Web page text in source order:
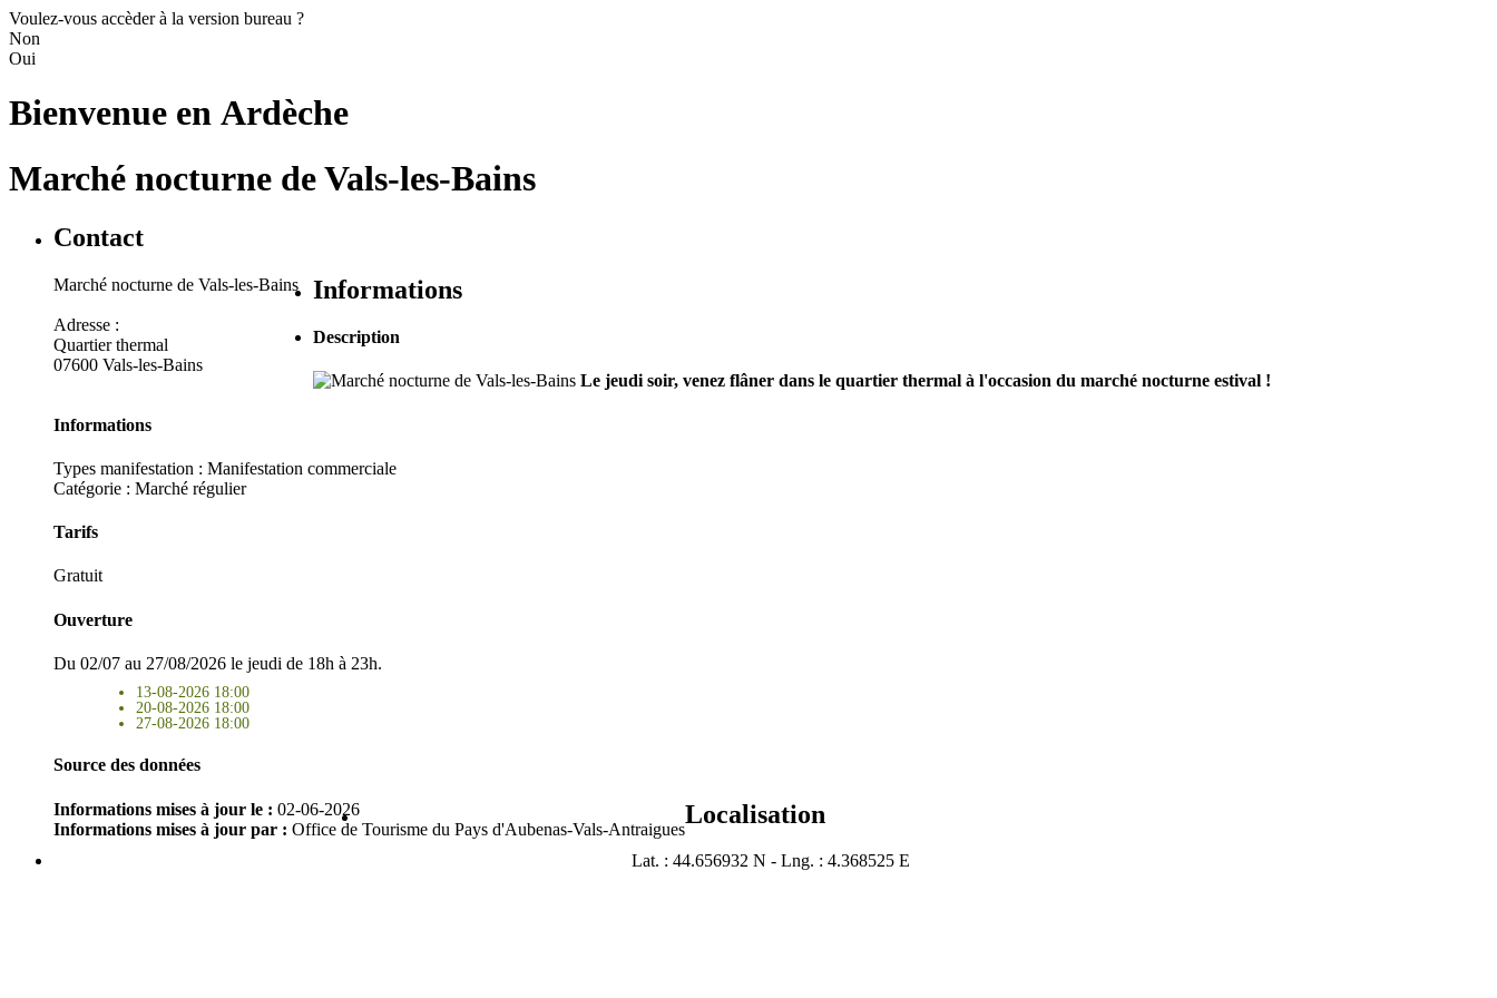
Voulez-vous accèder à la version bureau ?
Non
Oui
Bienvenue en Ardèche
Marché nocturne de Vals-les-Bains
Contact
Marché nocturne de Vals-les-Bains
Adresse :
Quartier thermal
07600 Vals-les-Bains
Informations
Description
Le jeudi soir, venez flâner dans le quartier thermal à l'occasion du marché nocturne estival !
Informations
Types manifestation : Manifestation commerciale
Catégorie : Marché régulier
Tarifs
Gratuit
Ouverture
Du 02/07 au 27/08/2026 le jeudi de 18h à 23h.
13-08-2026 18:00
20-08-2026 18:00
27-08-2026 18:00
Source des données
Informations mises à jour le : 02-06-2026
Informations mises à jour par : Office de Tourisme du Pays d'Aubenas-Vals-Antraigues
Localisation
Lat. : 44.656932 N - Lng. : 4.368525 E